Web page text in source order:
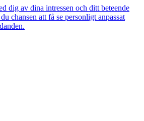
dig av dina intressen och ditt beteende
chansen att få se personligt anpassat